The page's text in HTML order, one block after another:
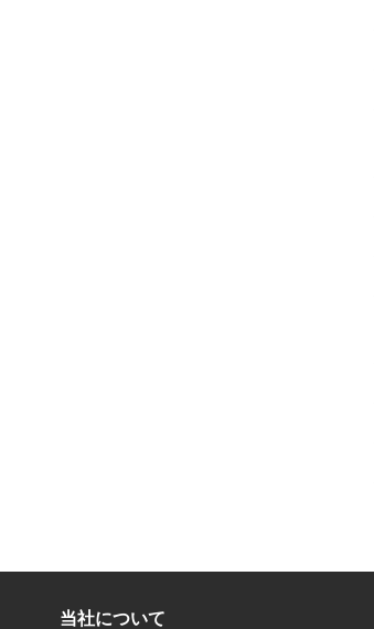
当社について